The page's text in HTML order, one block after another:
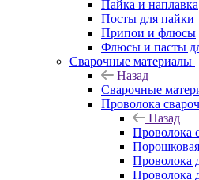
Пайка и наплавка
Посты для пайки
Припои и флюсы
Флюсы и пасты
Сварочные материалы
Назад
Сварочные
Проволока
Назад
Проволока
Проволока
Проволока